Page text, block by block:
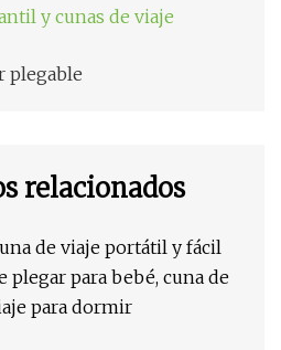
y cunas de viaje
plegable
relacionados
de viaje portátil y fácil
plegar para bebé, cuna de
para dormir